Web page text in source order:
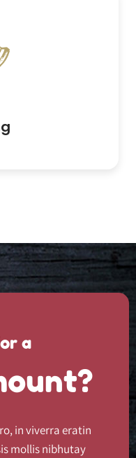
a
in viverra eratin
mollis nibhutay